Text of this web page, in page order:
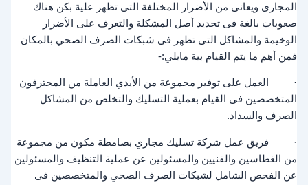
المجارى ويعانى من الأضرار المختلفة التى تظهر علية بكن هناك
صعوبات بالغة فى تحديد أصل المشكلة والتعرف على الأضرار
الوخيمة والمشاكل التى تظهر فى شبكات الصرف الصحي بالمكان
فمن أهم ما يتم القيام بية مايلي:-
· العمل على توفير مجموعة من الأيدي العاملة من المحترفون
المتخصصين فى القيام بعملية التسليك والتخلص من المشاكل
الصرف والسداد.
· فريق عمل شركة تسليك مجاري بصامطة مكون من مجموعة
من الغطاسين والفنيين والمسئولين عن عملية التنظيف والمسئولين
عن الفحص الشامل لشبكات الصرف الصحي والمتخصصين فى